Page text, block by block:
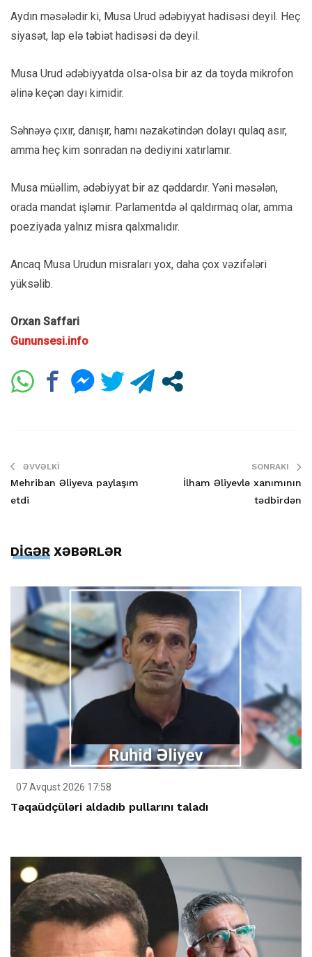
Aydın məsələdir ki, Musa Urud ədəbiyyat hadisəsi deyil. Heç
siyasət, lap elə təbiət hadisəsi də deyil.
Musa Urud ədəbiyyatda olsa-olsa bir az da toyda mikrofon
əlinə keçən dayı kimidir.
Səhnəyə çıxır, danışır, hamı nəzakətindən dolayı qulaq asır,
amma heç kim sonradan nə dediyini xatırlamır.
Musa müəllim, ədəbiyyat bir az qəddardır. Yəni məsələn,
orada mandat işləmir. Parlamentdə əl qaldırmaq olar, amma
poeziyada yalnız misra qalxmalıdır.
Ancaq Musa Urudun misraları yox, daha çox vəzifələri
yüksəlib.
Orxan Saffari
Gununsesi.info
ƏVVƏLKI
Mehriban Əliyeva paylaşım
etdi
SONRAKI
İlham Əliyevlə xanımının
tədbirdən
DİGƏR XƏBƏRLƏR
07 Avqust 2026 17:58
Təqaüdçüləri aldadıb pullarını taladı